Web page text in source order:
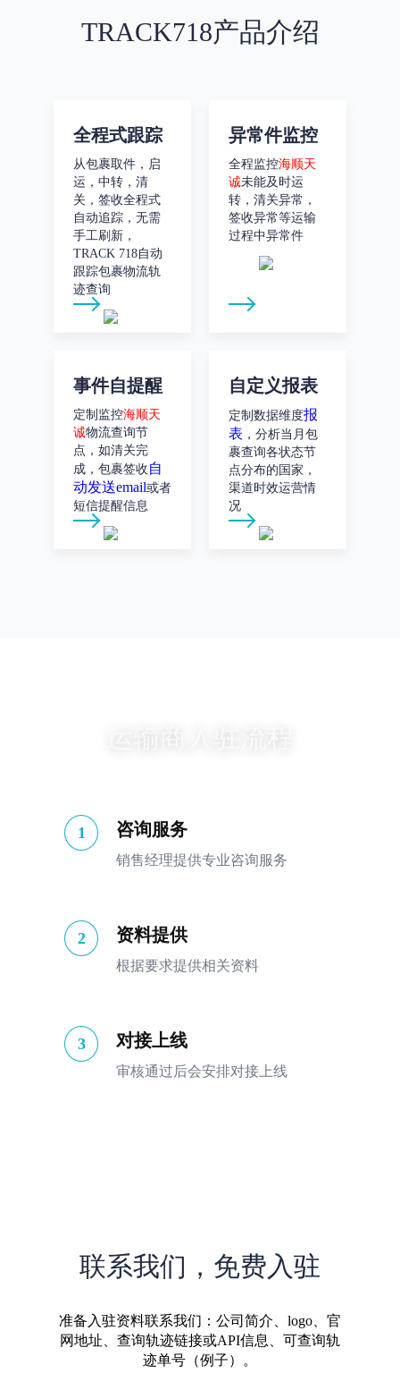
TRACK718产品介绍
全程式跟踪
从包裹取件，启
运，中转，清
关，签收全程式
自动追踪，无需
手工刷新，
TRACK 718自动
跟踪包裹物流轨
迹查询
异常件监控
全程监控海顺天
诚未能及时运
转，清关异常，
签收异常等运输
过程中异常件
事件自提醒
定制监控海顺天
诚物流查询节
点，如清关完
成，包裹签收 自
动发送email或者
短信提醒信息
自定义报表
定制数据维度报
表 ，分析当月包
裹查询各状态节
点分布的国家，
渠道时效运营情
况
1 咨询服务
销售经理提供专业咨询服务
2 资料提供
根据要求提供相关资料
3 对接上线
审核通过后会安排对接上线
联系我们，免费入驻
准备入驻资料联系我们：公司简介、logo、官
网地址、查询轨迹链接或API信息、可查询轨
迹单号（例子）。